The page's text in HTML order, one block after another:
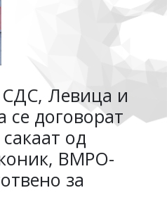
Левица и
договорат
од
ВМРО-
за